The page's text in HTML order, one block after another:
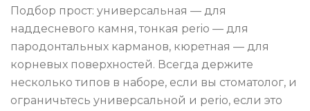
Подбор прост: универсальная — для
наддесневого камня, тонкая perio — для
пародонтальных карманов, кюретная — для
корневых поверхностей. Всегда держите
несколько типов в наборе, если вы стоматолог, и
ограничьтесь универсальной и perio, если это